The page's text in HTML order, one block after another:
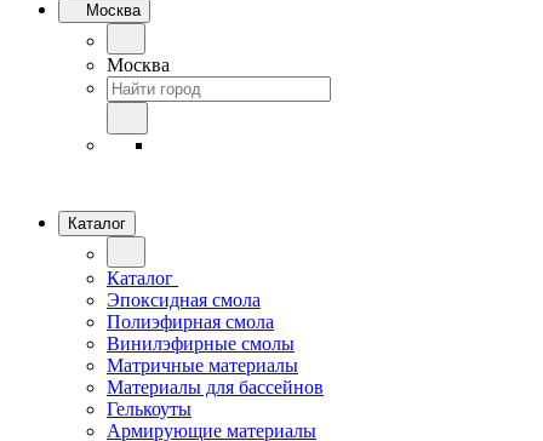
Москва
Москва
Каталог
Каталог
Эпоксидная смола
Полиэфирная смола
Винилэфирные смолы
Матричные материалы
Материалы для бассейнов
Гелькоуты
Армирующие материалы